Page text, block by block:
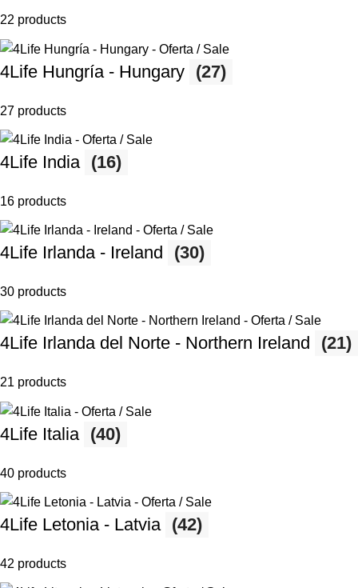
22 products
4Life Hungría - Hungary (27)
27 products
4Life India (16)
16 products
4Life Irlanda - Ireland (30)
30 products
4Life Irlanda del Norte - Northern Ireland (21)
21 products
4Life Italia (40)
40 products
4Life Letonia - Latvia (42)
42 products